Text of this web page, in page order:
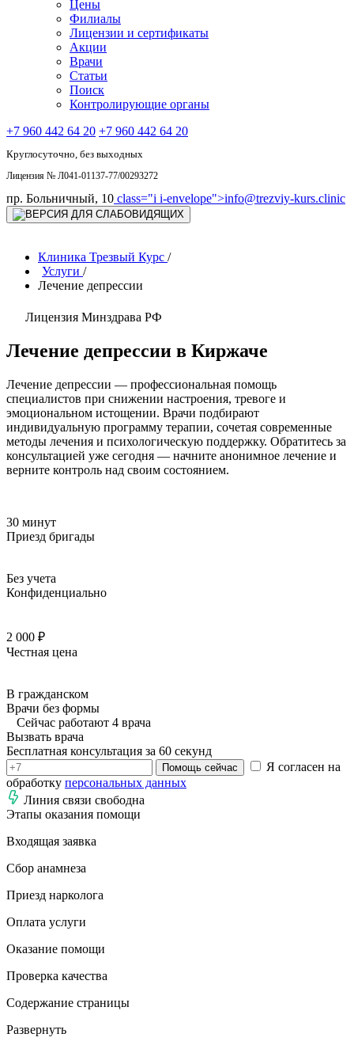
Цены
Филиалы
Лицензии и сертификаты
Акции
Врачи
Статьи
Поиск
Контролирующие органы
+7 960 442 64 20 +7 960 442 64 20
Круглосуточно, без выходных
Лицензия № Л041-01137-77/00293272
пр. Больничный, 10 class="i i-envelope">info@trezviy-kurs.clinic
Клиника Трезвый Курс /
Услуги /
Лечение депрессии
Лицензия Минздрава РФ
Лечение депрессии в Киржаче
Лечение депрессии — профессиональная помощь
специалистов при снижении настроения, тревоге и
эмоциональном истощении. Врачи подбирают
индивидуальную программу терапии, сочетая современные
методы лечения и психологическую поддержку. Обратитесь за
консультацией уже сегодня — начните анонимное лечение и
верните контроль над своим состоянием.
30 минут
Приезд бригады
Без учета
Конфиденциально
2 000 ₽
Честная цена
В гражданском
Врачи без формы
Сейчас работают 4 врача
Вызвать врача
Бесплатная консультация за 60 секунд
Помощь сейчас
Я согласен на
обработку персональных данных
Линия связи свободна
Этапы оказания помощи
Входящая заявка
Сбор анамнеза
Приезд нарколога
Оплата услуги
Оказание помощи
Проверка качества
Содержание страницы
Развернуть